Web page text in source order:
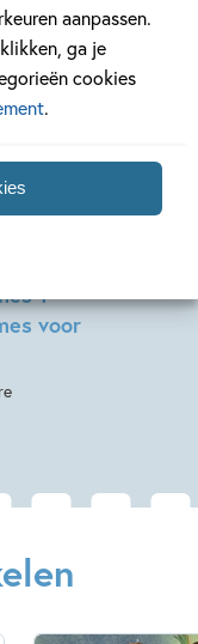
aanpassen.
ga je
cookies
.
Deel 1
1 –
voor